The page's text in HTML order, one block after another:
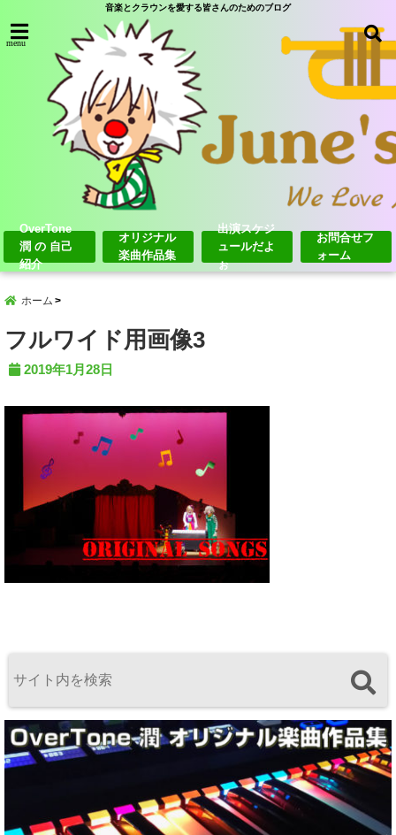
音楽とクラウンを愛する皆さんのためのブログ
menu
OverTone
潤 の 自己
紹介
オリジナル
楽曲作品集
出演スケジ
ュールだよ
ぉ
お問合せフ
ォーム
ホーム
フルワイド用画像3
2019年1月28日